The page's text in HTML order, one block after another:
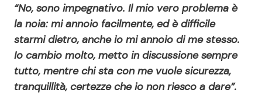
“No, sono impegnativo. Il mio vero problema è
la noia: mi annoio facilmente, ed è difficile
starmi dietro, anche io mi annoio di me stesso.
Io cambio molto, metto in discussione sempre
tutto, mentre chi sta con me vuole sicurezza,
tranquillità, certezze che io non riesco a dare”.